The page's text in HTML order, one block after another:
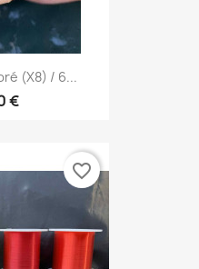
(x8) / 6...
€
favorite_border